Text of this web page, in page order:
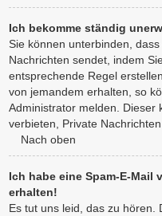
Ich bekomme ständig
Sie können unterbinden,
Nachrichten sendet, indem
entsprechende Regel
von jemandem erhalten, so
Administrator melden. Dieser
verbieten, Private
Nach oben
Ich habe eine Spam-E-Mail
erhalten!
Es tut uns leid, das zu hören.